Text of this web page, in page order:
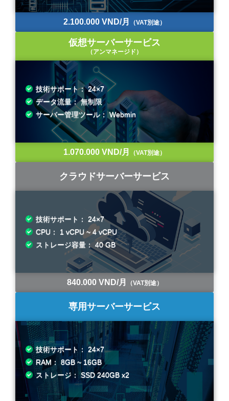
2.100.000 VND/月 （VAT別途）
仮想サーバーサービス
（アンマネージド）
技術サポート： 24×7
データ流量： 無制限
サーバー管理ツール： Webmin
1.070.000 VND/月 （VAT別途）
クラウドサーバーサービス
技術サポート： 24×7
CPU： 1 vCPU ~ 4 vCPU
ストレージ容量： 40 GB
840.000 VND/月 （VAT別途）
専用サーバーサービス
技術サポート： 24×7
RAM： 8GB ~ 16GB
ストレージ： SSD 240GB x2